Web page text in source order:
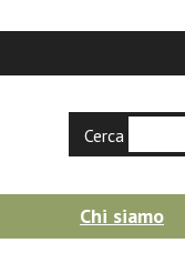
Cerca
Chi siamo